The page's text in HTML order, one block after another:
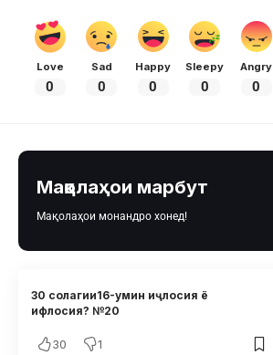
Love
0
Sad
0
Happy
0
Sleepy
0
Angry
0
Мақолаҳои марбут
Мақолаҳои монандро хонед!
30 солагии16-умин иҷлосия ё
ифлосия? №20
30 1